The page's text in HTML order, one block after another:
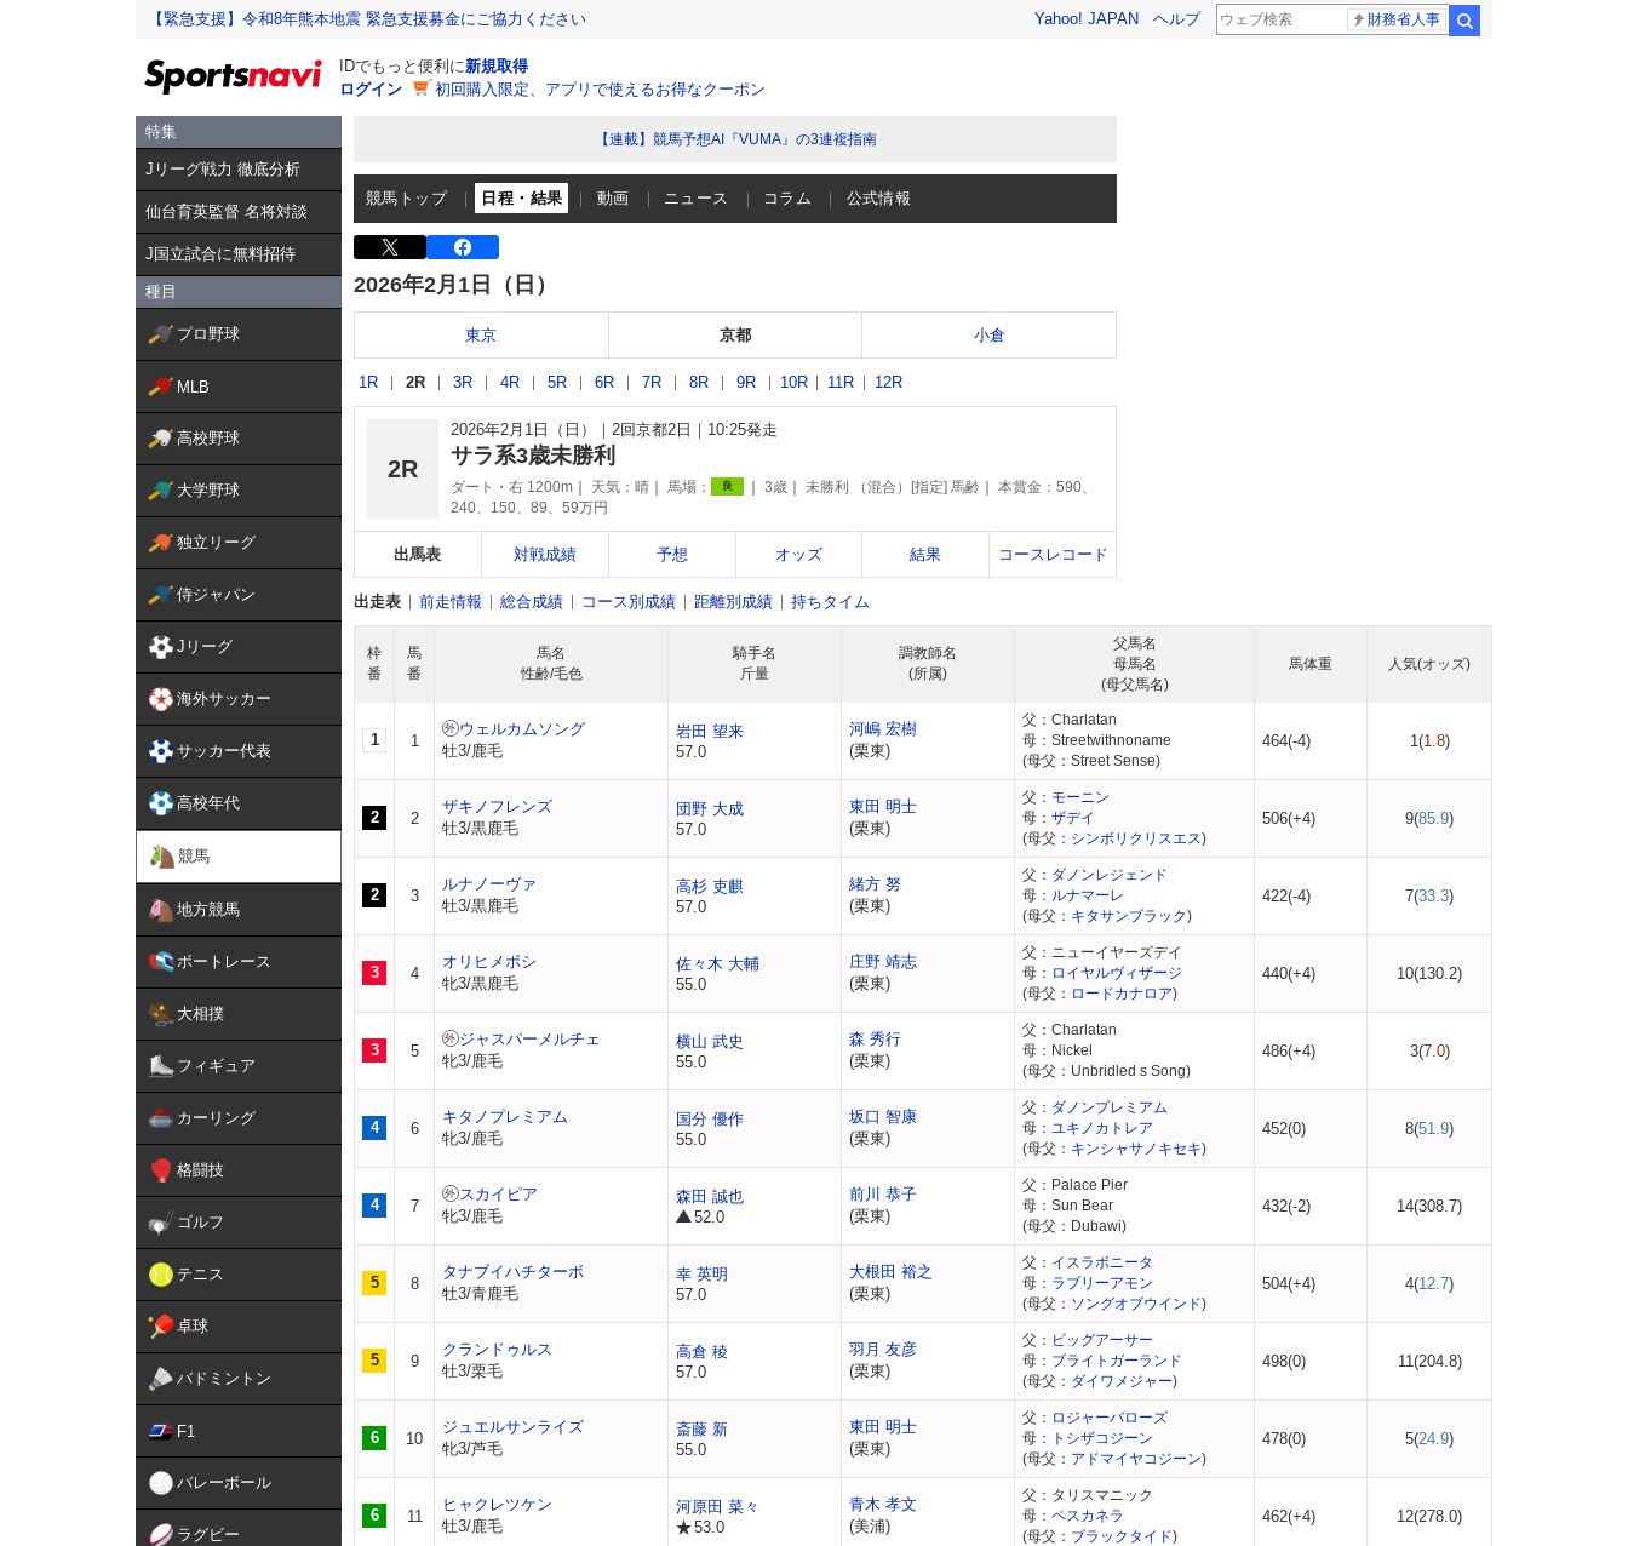
【緊急支援】令和8年熊本地震 緊急支援募金にご協力ください Yahoo! JAPAN ヘルプ 財務省人事
IDでもっと便利に新規取得
ログイン
初回購入限定、アプリで使えるお得なクーポン
特集
Jリーグ戦力 徹底分析
仙台育英監督 名将対談
J国立試合に無料招待
種目
プロ野球
MLB
高校野球
大学野球
独立リーグ
侍ジャパン
Jリーグ
海外サッカー
サッカー代表
高校年代
競馬
地方競馬
ボートレース
大相撲
フィギュア
カーリング
格闘技
ゴルフ
テニス
卓球
バドミントン
F1
バレーボール
ラグビー
【連載】競馬予想AI『VUMA』の3連複指南
競馬トップ 日程・結果 動画 ニュース コラム 公式情報
2026年2月1日（日）
東京 京都 小倉
1R 2R 3R 4R 5R 6R 7R 8R 9R 10R 11R 12R
2R
2026年2月1日（日） 2回京都2日 10:25発走
サラ系3歳未勝利
ダート・右 1200m 天気： 晴 馬場： 良 3歳 未勝利 （混合）[指定] 馬齢
本賞金：590、
240、150、89、59万円
出馬表 対戦成績 予想 オッズ 結果 コースレコード
出走表 前走情報 総合成績 コース別成績 距離別成績 持ちタイム
枠
番
馬
番
馬名
性齢/毛色
騎手名
斤量
調教師名
(所属)
父馬名
母馬名
(母父馬名)
馬体重 人気(オッズ)
1 1
ウェルカムソング
牡3/鹿毛
岩田 望来
57.0
河嶋 宏樹
(栗東)
父：Charlatan
母：Streetwithnoname
(母父：Street Sense)
464(-4) 1(1.8)
2 2
ザキノフレンズ
牡3/黒鹿毛
団野 大成
57.0
東田 明士
(栗東)
父： モーニン
母： ザデイ
(母父： シンボリクリスエス)
506(+4) 9(85.9)
2 3
ルナノーヴァ
牡3/黒鹿毛
高杉 吏麒
57.0
緒方 努
(栗東)
父： ダノンレジェンド
母： ルナマーレ
(母父： キタサンブラック)
422(-4) 7(33.3)
3 4
オリヒメボシ
牝3/黒鹿毛
佐々木 大輔
55.0
庄野 靖志
(栗東)
父：ニューイヤーズデイ
母： ロイヤルヴィザージ
(母父： ロードカナロア)
440(+4) 10(130.2)
3 5
ジャスパーメルチェ
牝3/鹿毛
横山 武史
55.0
森 秀行
(栗東)
父：Charlatan
母：Nickel
(母父：Unbridled s Song)
486(+4) 3(7.0)
4 6
キタノプレミアム
牝3/鹿毛
国分 優作
55.0
坂口 智康
(栗東)
父： ダノンプレミアム
母： ユキノカトレア
(母父： キンシャサノキセキ)
452(0) 8(51.9)
4 7
スカイピア
牝3/鹿毛
森田 誠也
52.0
前川 恭子
(栗東)
父：Palace Pier
母：Sun Bear
(母父：Dubawi)
432(-2) 14(308.7)
5 8
タナブイハチターボ
牡3/青鹿毛
幸 英明
57.0
大根田 裕之
(栗東)
父： イスラボニータ
母： ラブリーアモン
(母父： ソングオブウインド)
504(+4) 4(12.7)
5 9
クランドゥルス
牡3/栗毛
高倉 稜
57.0
羽月 友彦
(栗東)
父： ビッグアーサー
母： ブライトガーランド
(母父： ダイワメジャー)
498(0) 11(204.8)
6 10
ジュエルサンライズ
牝3/芦毛
斎藤 新
55.0
東田 明士
(栗東)
父： ロジャーバローズ
母：
トシザコジーン
(母父： アドマイヤコジーン)
478(0) 5(24.9)
6 11
ヒャクレツケン
牡3/鹿毛
河原田 菜々
53.0
青木 孝文
(美浦)
父：タリスマニック
母： ペスカネラ
(母父： ブラックタイド)
462(+4) 12(278.0)